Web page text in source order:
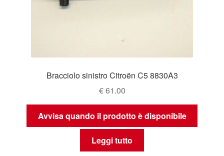
Bracciolo sinistro Citroën C5 8830A3
€61.00
Avvisa quando il prodotto è disponibile
Leggi tutto